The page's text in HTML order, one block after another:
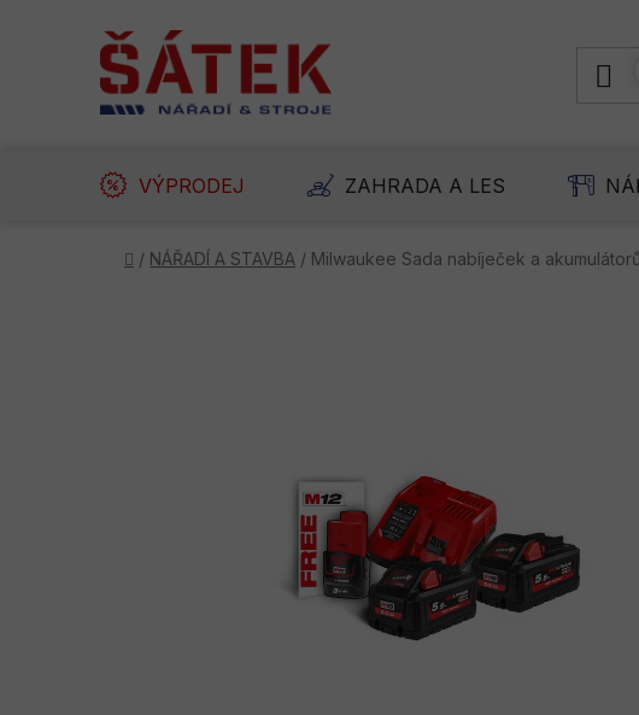
VÝPRODEJ ZAHRADA A LES
Domů
/ NÁŘADÍ A STAVBA / Milwaukee Sada nabíječek a